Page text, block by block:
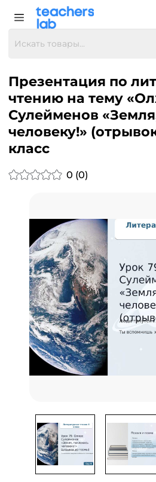
Презентация по
чтению на тему
Сулейменов
человеку!»
класс
0 (0)